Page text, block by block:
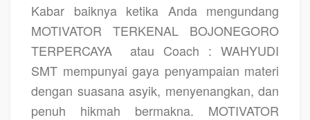
Kabar baiknya ketika Anda mengundang
MOTIVATOR TERKENAL BOJONEGORO
TERPERCAYA
atau Coach : WAHYUDI
SMT mempunyai gaya penyampaian materi
dengan suasana asyik, menyenangkan, dan
penuh hikmah bermakna. MOTIVATOR